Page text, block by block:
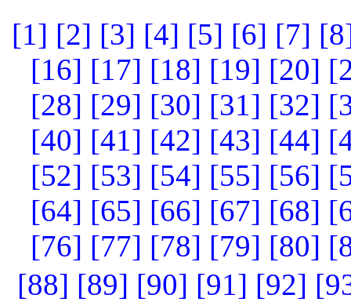
[1] [2] [3] [4] [5] [6] [7]
[16] [17] [18] [19] [20]
[28] [29] [30] [31] [32]
[40] [41] [42] [43] [44]
[52] [53] [54] [55] [56]
[64] [65] [66] [67] [68]
[76] [77] [78] [79] [80]
[88] [89] [90] [91] [92]